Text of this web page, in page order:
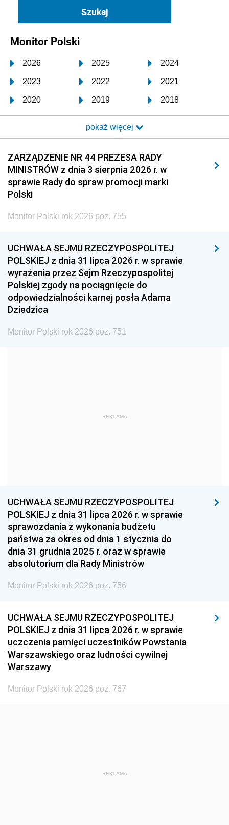
Monitor Polski
2026 2025 2024
2023 2022 2021
2020 2019 2018
2017 2016 2015
2014 2013 2012
2011 2010 2009
2008 2007 2006
2005
1996 1995 1994
1993 1992 1991
1990 1989
1987 1986 1985
1968
1954 1953 1952
1951 1950
1948 1947 1946
1939 1938
pokaż więcej
ZARZĄDZENIE NR 44 PREZESA RADY
MINISTRÓW z dnia 3 sierpnia 2026 r. w
sprawie Rady do spraw promocji marki
Polski
Monitor Polski rok 2026 poz. 755
UCHWAŁA SEJMU RZECZYPOSPOLITEJ
POLSKIEJ z dnia 31 lipca 2026 r. w sprawie
wyrażenia przez Sejm Rzeczypospolitej
Polskiej zgody na pociągnięcie do
odpowiedzialności karnej posła Adama
Dziedzica
Monitor Polski rok 2026 poz. 751
REKLAMA
UCHWAŁA SEJMU RZECZYPOSPOLITEJ
POLSKIEJ z dnia 31 lipca 2026 r. w sprawie
sprawozdania z wykonania budżetu
państwa za okres od dnia 1 stycznia do
dnia 31 grudnia 2025 r. oraz w sprawie
absolutorium dla Rady Ministrów
Monitor Polski rok 2026 poz. 756
UCHWAŁA SEJMU RZECZYPOSPOLITEJ
POLSKIEJ z dnia 31 lipca 2026 r. w sprawie
uczczenia pamięci uczestników Powstania
Warszawskiego oraz ludności cywilnej
Warszawy
Monitor Polski rok 2026 poz. 767
REKLAMA